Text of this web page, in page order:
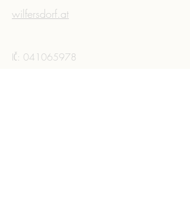
wilfersdorf.at
IČ: 041065978